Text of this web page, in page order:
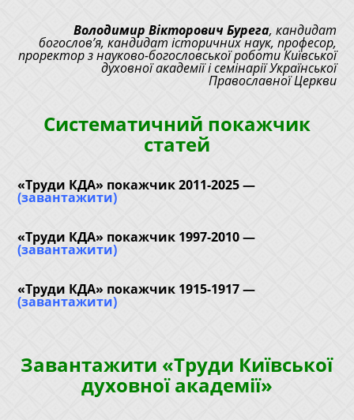
Володимир Вікторович Бурега, кандидат
богослов’я, кандидат історичних наук, професор,
проректор з науково-богословської роботи Київської
духовної академії і семінарії Української
Православної Церкви
Систематичний покажчик
статей
«Труди КДА» покажчик 2011-2025 —
(завантажити)
«Труди КДА» покажчик 1997-2010 —
(завантажити)
«Труди КДА» покажчик 1915-1917 —
(завантажити)
Завантажити «Труди Київської
духовної академії»